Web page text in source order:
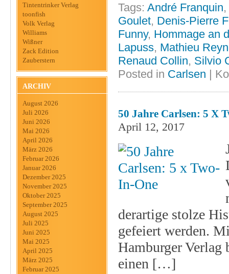
Tintentrinker Verlag
toonfish
Volk Verlag
Williams
Wißner
Zack Edition
Zauberstern
ARCHIV
August 2026
Juli 2026
Juni 2026
Mai 2026
April 2026
März 2026
Februar 2026
Januar 2026
Dezember 2025
November 2025
Oktober 2025
September 2025
August 2025
Juli 2025
Juni 2025
Mai 2025
April 2025
März 2025
Februar 2025
Tags: André Franquin,
Goulet, Denis-Pierre
Funny, Hommage an
Lapuss, Mathieu
Renaud Collin, Silvio
Posted in Carlsen |
50 Jahre Carlsen: 5 X
April 12, 2017
derartige stolze
gefeiert werden.
Hamburger Verlag
einen […]